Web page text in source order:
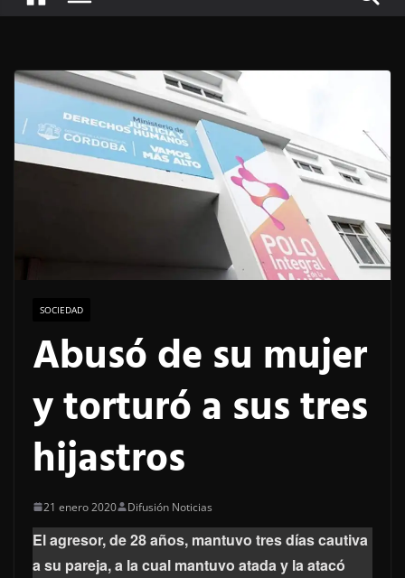
SOCIEDAD
Abusó de su mujer
y torturó a sus tres
hijastros
21 enero 2020 Difusión Noticias
El agresor, de 28 años, mantuvo tres días cautiva
a su pareja, a la cual mantuvo atada y la atacó